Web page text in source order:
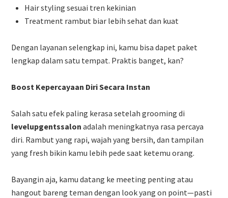
Hair styling sesuai tren kekinian
Treatment rambut biar lebih sehat dan kuat
Dengan layanan selengkap ini, kamu bisa dapet paket
lengkap dalam satu tempat. Praktis banget, kan?
Boost Kepercayaan Diri Secara Instan
Salah satu efek paling kerasa setelah grooming di
levelupgentssalon adalah meningkatnya rasa percaya
diri. Rambut yang rapi, wajah yang bersih, dan tampilan
yang fresh bikin kamu lebih pede saat ketemu orang.
Bayangin aja, kamu datang ke meeting penting atau
hangout bareng teman dengan look yang on point—pasti